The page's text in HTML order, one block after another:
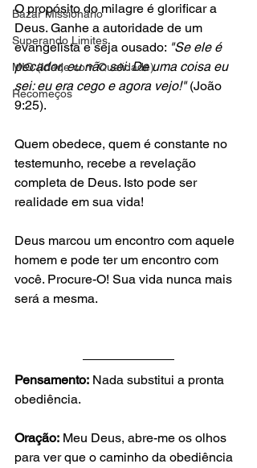
Bazar Missionário
Superando Limites
MIQ (Idade com Qualidade)
Recomeços
O propósito do milagre é glorificar a
Deus. Ganhe a autoridade de um
evangelista e seja ousado: "Se ele é
pecador, eu não sei. De uma coisa eu
sei: eu era cego e agora vejo!" (João
9:25).
Quem obedece, quem é constante no
testemunho, recebe a revelação
completa de Deus. Isto pode ser
realidade em sua vida!
Deus marcou um encontro com aquele
homem e pode ter um encontro com
você. Procure-O! Sua vida nunca mais
será a mesma.
Pensamento: Nada substitui a pronta
obediência.
Oração: Meu Deus, abre-me os olhos
para ver que o caminho da obediência